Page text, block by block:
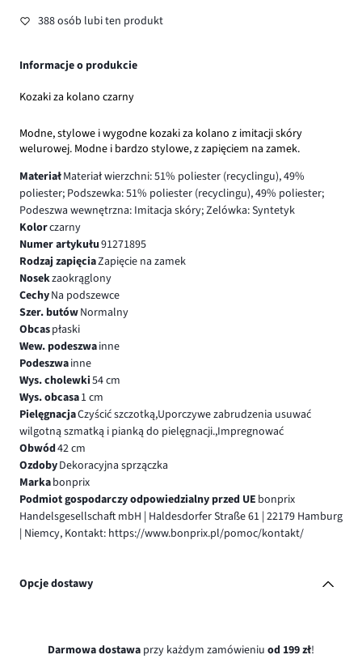
388 osób lubi ten produkt
Informacje o produkcie
Kozaki za kolano czarny
Modne, stylowe i wygodne kozaki za kolano z imitacji skóry
welurowej. Modne i bardzo stylowe, z zapięciem na zamek.
MateriałMateriał wierzchni: 51% poliester (recyclingu), 49%
poliester; Podszewka: 51% poliester (recyclingu), 49% poliester;
Podeszwa wewnętrzna: Imitacja skóry; Zelówka: Syntetyk
Kolorczarny
Numer artykułu91271895
Rodzaj zapięciaZapięcie na zamek
Nosekzaokrąglony
CechyNa podszewce
Szer. butówNormalny
Obcaspłaski
Wew. podeszwainne
Podeszwainne
Wys. cholewki54 cm
Wys. obcasa1 cm
PielęgnacjaCzyścić szczotką,Uporczywe zabrudzenia usuwać
wilgotną szmatką i pianką do pielęgnacji.,Impregnować
Obwód42 cm
OzdobyDekoracyjna sprzączka
Markabonprix
Podmiot gospodarczy odpowiedzialny przed UE bonprix
Handelsgesellschaft mbH | Haldesdorfer Straße 61 | 22179 Hamburg
| Niemcy, Kontakt: https://www.bonprix.pl/pomoc/kontakt/
Opcje dostawy
Darmowa dostawa przy każdym zamówieniu od 199 zł!